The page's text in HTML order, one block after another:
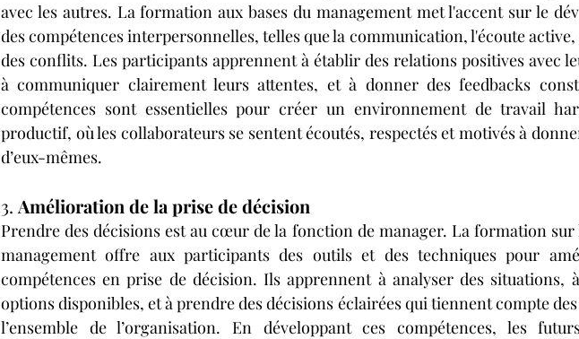
avec les autres. La formation aux bases du management met l'accent sur le
des compétences interpersonnelles, telles que la communication, l'écoute
des conflits. Les participants apprennent à établir des relations positives avec
à communiquer clairement leurs attentes, et à donner des feedbacks
compétences sont essentielles pour créer un environnement de travail
productif, où les collaborateurs se sentent écoutés, respectés et motivés à
d’eux-mêmes.
3. Amélioration de la prise de décision
Prendre des décisions est au cœur de la fonction de manager. La formation sur
management offre aux participants des outils et des techniques pour
compétences en prise de décision. Ils apprennent à analyser des situations,
options disponibles, et à prendre des décisions éclairées qui tiennent compte
l’ensemble de l’organisation. En développant ces compétences, les